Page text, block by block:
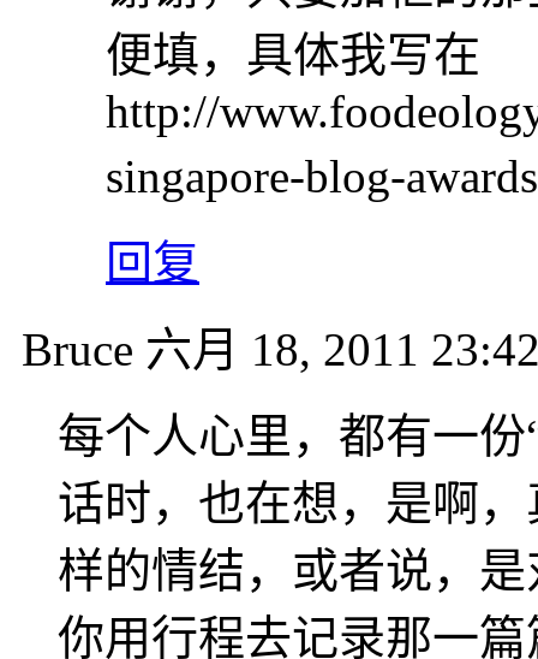
便填，具体我写在
http://
singapore-blog-
回复
Bruce 六月 18, 2011
每个人心里，都有一
话时，也在想，是啊
样的情结，或者说，
你用行程去记录那一